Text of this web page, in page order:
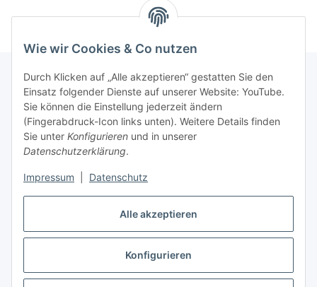
Alle akzeptieren
Konfigurieren
Wie wir Cookies & Co nutzen
Durch Klicken auf „Alle akzeptieren“ gestatten Sie den
Einsatz folgender Dienste auf unserer Website: YouTube.
Sie können die Einstellung jederzeit ändern
(Fingerabdruck-Icon links unten). Weitere Details finden
Sie unter Konfigurieren und in unserer
Datenschutzerklärung.
Impressum Datenschutz
Informationen
Gesetzliche Informationen
Vertrag widerrufen
* Alle Preise inkl. gesetzlicher USt., zzgl.Versand